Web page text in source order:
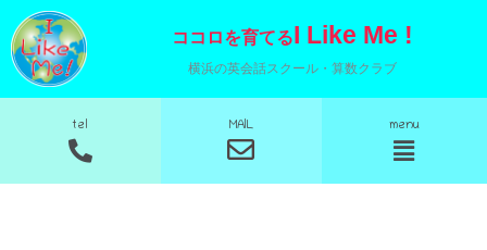
容
ココロを育てるI Like Me !
横浜の英会話スクール・算数クラブ
tel
メ
ニ
ュ
MAIL menu
メ
ニ
ュ